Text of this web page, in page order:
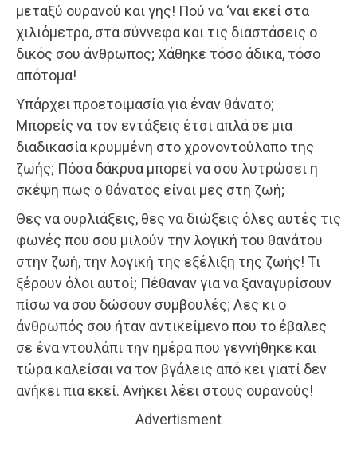
μεταξύ ουρανού και γης! Πού να ‘ναι εκεί στα
χιλιόμετρα, στα σύννεφα και τις διαστάσεις ο
δικός σου άνθρωπος; Χάθηκε τόσο άδικα, τόσο
απότομα!
Υπάρχει προετοιμασία για έναν θάνατο;
Μπορείς να τον εντάξεις έτσι απλά σε μια
διαδικασία κρυμμένη στο χρονοντούλαπο της
ζωής; Πόσα δάκρυα μπορεί να σου λυτρώσει η
σκέψη πως ο θάνατος είναι μες στη ζωή;
Θες να ουρλιάξεις, θες να διώξεις όλες αυτές τις
φωνές που σου μιλούν την λογική του θανάτου
στην ζωή, την λογική της εξέλιξη της ζωής! Τι
ξέρουν όλοι αυτοί; Πέθαναν για να ξαναγυρίσουν
πίσω να σου δώσουν συμβουλές; Λες κι ο
άνθρωπός σου ήταν αντικείμενο που το έβαλες
σε ένα ντουλάπι την ημέρα που γεννήθηκε και
τώρα καλείσαι να τον βγάλεις από κει γιατί δεν
ανήκει πια εκεί. Ανήκει λέει στους ουρανούς!
Advertisment